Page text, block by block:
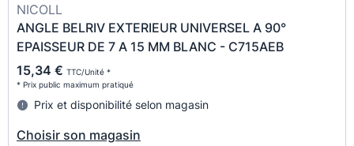
NICOLL
ANGLE BELRIV EXTERIEUR UNIVERSEL A 90°
EPAISSEUR DE 7 A 15 MM BLANC - C715AEB
15,34 € TTC/Unité *
* Prix public maximum pratiqué
Prix et disponibilité selon magasin
Choisir son magasin